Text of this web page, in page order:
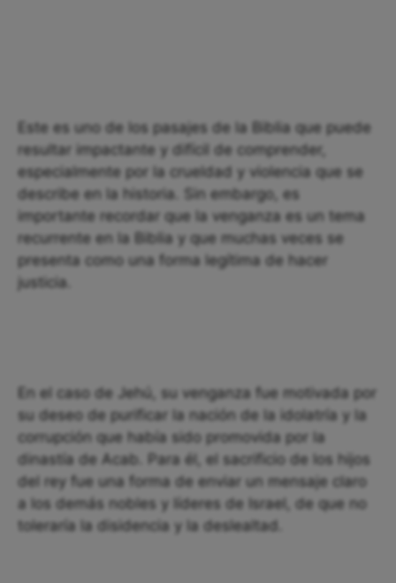
Este es uno de los pasajes de la Biblia que puede
resultar impactante y difícil de comprender,
especialmente por la crueldad y violencia que se
describe en la historia. Sin embargo, es
importante recordar que la venganza es un tema
recurrente en la Biblia y que muchas veces se
presenta como una forma legítima de hacer
justicia.
En el caso de Jehú, su venganza fue motivada por
su deseo de purificar la nación de la idolatría y la
corrupción que había sido promovida por la
dinastía de Acab. Para él, el sacrificio de los hijos
del rey fue una forma de enviar un mensaje claro
a los demás nobles y líderes de Israel, de que no
toleraría la disidencia y la deslealtad.